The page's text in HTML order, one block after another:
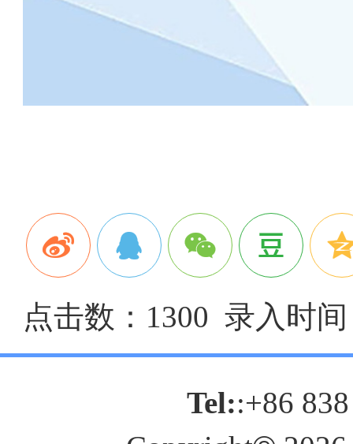
点击数：1300 录入时
Tel::+86